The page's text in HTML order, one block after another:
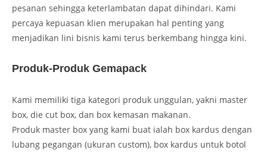
pesanan sehingga keterlambatan dapat dihindari. Kami
percaya kepuasan klien merupakan hal penting yang
menjadikan lini bisnis kami terus berkembang hingga kini.
Produk-Produk Gemapack
Kami memiliki tiga kategori produk unggulan, yakni master
box, die cut box, dan box kemasan makanan.
Produk master box yang kami buat ialah box kardus dengan
lubang pegangan (ukuran custom), box kardus untuk botol